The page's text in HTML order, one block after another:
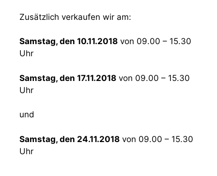
Zusätzlich verkaufen wir am:
Samstag, den 10.11.2018 von 09.00 – 15.30
Uhr
Samstag, den 17.11.2018 von 09.00 – 15.30
Uhr
und
Samstag, den 24.11.2018 von 09.00 – 15.30
Uhr